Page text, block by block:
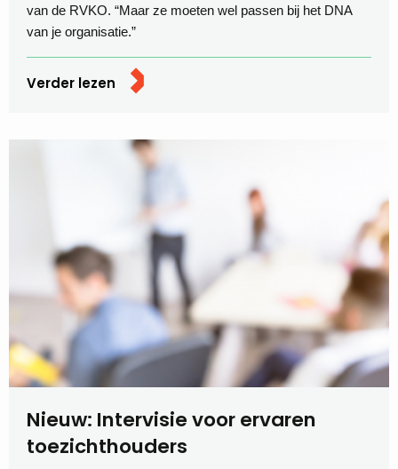
van de RVKO. “Maar ze moeten wel passen bij het DNA
van je organisatie.”
Verder lezen
Nieuw: Intervisie voor ervaren
toezichthouders